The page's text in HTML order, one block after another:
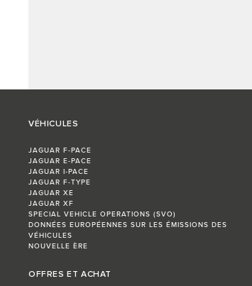
VÉHICULES
JAGUAR F-PACE
JAGUAR E-PACE
JAGUAR I-PACE
JAGUAR F-TYPE
JAGUAR XE
JAGUAR XF
SPECIAL VEHICLE OPERATIONS (SVO)
DONNÉES EUROPÉENNES SUR LES ÉMISSIONS DES
VÉHICULES
NOUVELLE ÈRE
OFFRES ET ACHAT